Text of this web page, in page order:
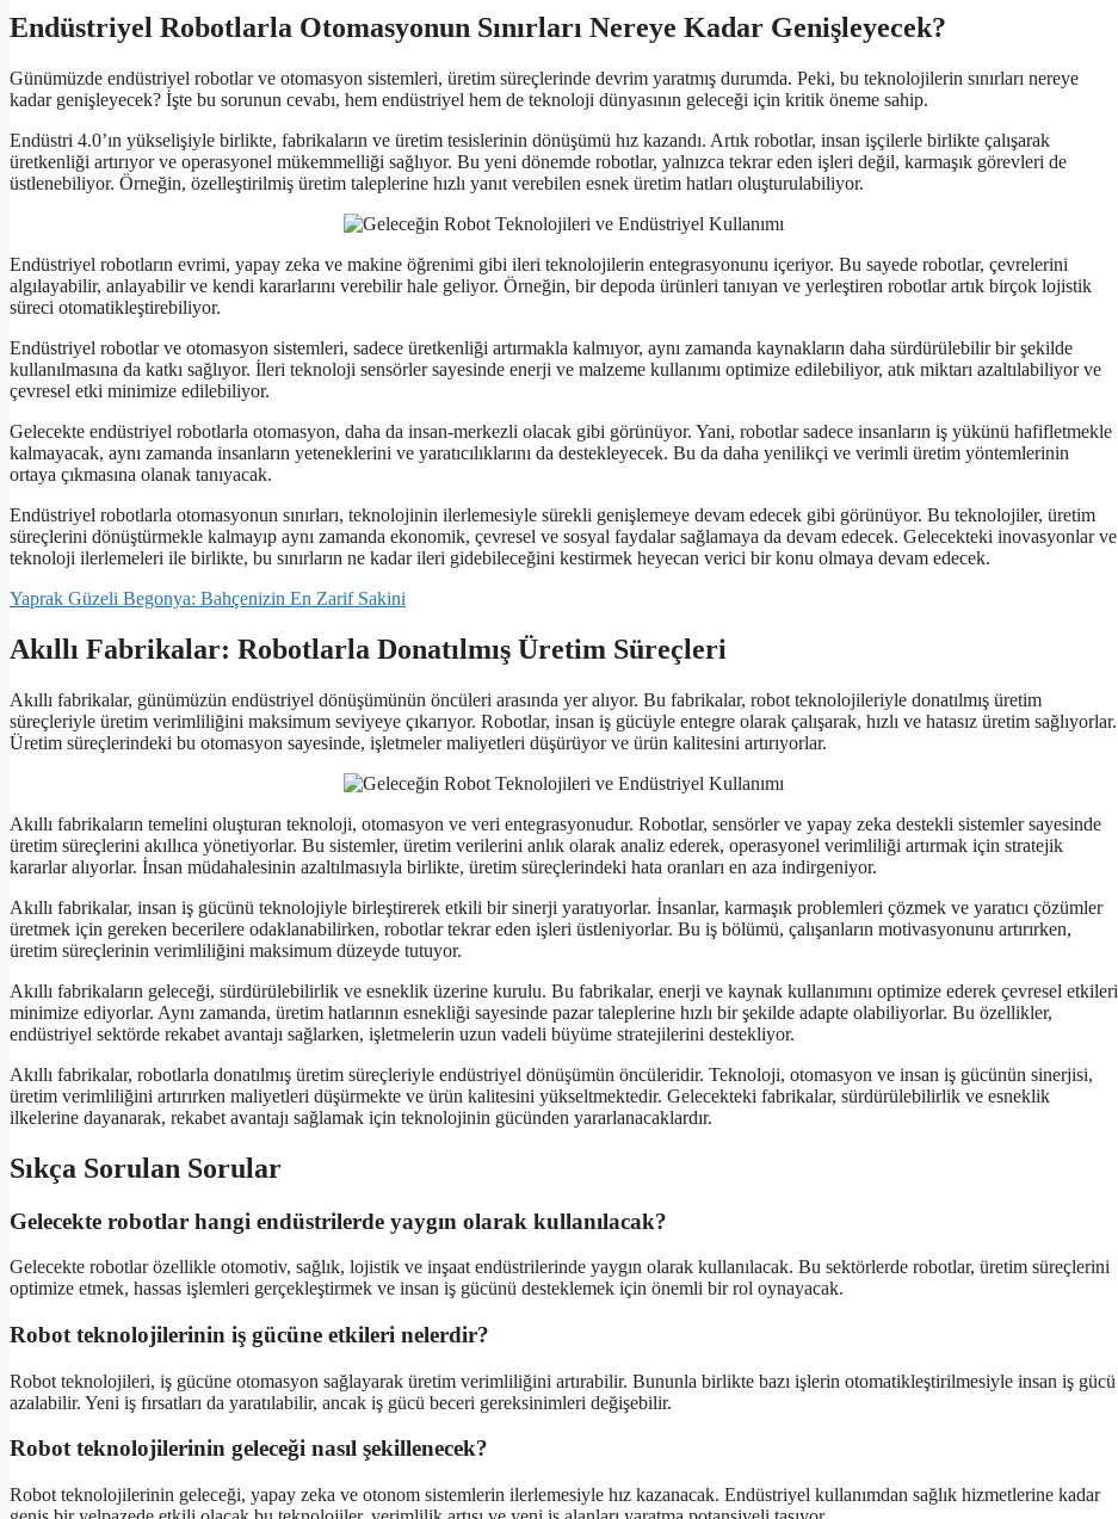
Endüstriyel Robotlarla Otomasyonun Sınırları Nereye Kadar Genişleyecek?
Günümüzde endüstriyel robotlar ve otomasyon sistemleri, üretim süreçlerinde devrim yaratmış durumda. Peki, bu teknolojilerin sınırları nereye
kadar genişleyecek? İşte bu sorunun cevabı, hem endüstriyel hem de teknoloji dünyasının geleceği için kritik öneme sahip.
Endüstri 4.0’ın yükselişiyle birlikte, fabrikaların ve üretim tesislerinin dönüşümü hız kazandı. Artık robotlar, insan işçilerle birlikte çalışarak
üretkenliği artırıyor ve operasyonel mükemmelliği sağlıyor. Bu yeni dönemde robotlar, yalnızca tekrar eden işleri değil, karmaşık görevleri de
üstlenebiliyor. Örneğin, özelleştirilmiş üretim taleplerine hızlı yanıt verebilen esnek üretim hatları oluşturulabiliyor.
Endüstriyel robotların evrimi, yapay zeka ve makine öğrenimi gibi ileri teknolojilerin entegrasyonunu içeriyor. Bu sayede robotlar, çevrelerini
algılayabilir, anlayabilir ve kendi kararlarını verebilir hale geliyor. Örneğin, bir depoda ürünleri tanıyan ve yerleştiren robotlar artık birçok lojistik
süreci otomatikleştirebiliyor.
Endüstriyel robotlar ve otomasyon sistemleri, sadece üretkenliği artırmakla kalmıyor, aynı zamanda kaynakların daha sürdürülebilir bir şekilde
kullanılmasına da katkı sağlıyor. İleri teknoloji sensörler sayesinde enerji ve malzeme kullanımı optimize edilebiliyor, atık miktarı azaltılabiliyor ve
çevresel etki minimize edilebiliyor.
Gelecekte endüstriyel robotlarla otomasyon, daha da insan-merkezli olacak gibi görünüyor. Yani, robotlar sadece insanların iş yükünü hafifletmekle
kalmayacak, aynı zamanda insanların yeteneklerini ve yaratıcılıklarını da destekleyecek. Bu da daha yenilikçi ve verimli üretim yöntemlerinin
ortaya çıkmasına olanak tanıyacak.
Endüstriyel robotlarla otomasyonun sınırları, teknolojinin ilerlemesiyle sürekli genişlemeye devam edecek gibi görünüyor. Bu teknolojiler, üretim
süreçlerini dönüştürmekle kalmayıp aynı zamanda ekonomik, çevresel ve sosyal faydalar sağlamaya da devam edecek. Gelecekteki inovasyonlar ve
teknoloji ilerlemeleri ile birlikte, bu sınırların ne kadar ileri gidebileceğini kestirmek heyecan verici bir konu olmaya devam edecek.
Yaprak Güzeli Begonya: Bahçenizin En Zarif Sakini
Akıllı Fabrikalar: Robotlarla Donatılmış Üretim Süreçleri
Akıllı fabrikalar, günümüzün endüstriyel dönüşümünün öncüleri arasında yer alıyor. Bu fabrikalar, robot teknolojileriyle donatılmış üretim
süreçleriyle üretim verimliliğini maksimum seviyeye çıkarıyor. Robotlar, insan iş gücüyle entegre olarak çalışarak, hızlı ve hatasız üretim sağlıyorlar.
Üretim süreçlerindeki bu otomasyon sayesinde, işletmeler maliyetleri düşürüyor ve ürün kalitesini artırıyorlar.
Akıllı fabrikaların temelini oluşturan teknoloji, otomasyon ve veri entegrasyonudur. Robotlar, sensörler ve yapay zeka destekli sistemler sayesinde
üretim süreçlerini akıllıca yönetiyorlar. Bu sistemler, üretim verilerini anlık olarak analiz ederek, operasyonel verimliliği artırmak için stratejik
kararlar alıyorlar. İnsan müdahalesinin azaltılmasıyla birlikte, üretim süreçlerindeki hata oranları en aza indirgeniyor.
Akıllı fabrikalar, insan iş gücünü teknolojiyle birleştirerek etkili bir sinerji yaratıyorlar. İnsanlar, karmaşık problemleri çözmek ve yaratıcı çözümler
üretmek için gereken becerilere odaklanabilirken, robotlar tekrar eden işleri üstleniyorlar. Bu iş bölümü, çalışanların motivasyonunu artırırken,
üretim süreçlerinin verimliliğini maksimum düzeyde tutuyor.
Akıllı fabrikaların geleceği, sürdürülebilirlik ve esneklik üzerine kurulu. Bu fabrikalar, enerji ve kaynak kullanımını optimize ederek çevresel etkileri
minimize ediyorlar. Aynı zamanda, üretim hatlarının esnekliği sayesinde pazar taleplerine hızlı bir şekilde adapte olabiliyorlar. Bu özellikler,
endüstriyel sektörde rekabet avantajı sağlarken, işletmelerin uzun vadeli büyüme stratejilerini destekliyor.
Akıllı fabrikalar, robotlarla donatılmış üretim süreçleriyle endüstriyel dönüşümün öncüleridir. Teknoloji, otomasyon ve insan iş gücünün sinerjisi,
üretim verimliliğini artırırken maliyetleri düşürmekte ve ürün kalitesini yükseltmektedir. Gelecekteki fabrikalar, sürdürülebilirlik ve esneklik
ilkelerine dayanarak, rekabet avantajı sağlamak için teknolojinin gücünden yararlanacaklardır.
Sıkça Sorulan Sorular
Gelecekte robotlar hangi endüstrilerde yaygın olarak kullanılacak?
Gelecekte robotlar özellikle otomotiv, sağlık, lojistik ve inşaat endüstrilerinde yaygın olarak kullanılacak. Bu sektörlerde robotlar, üretim süreçlerini
optimize etmek, hassas işlemleri gerçekleştirmek ve insan iş gücünü desteklemek için önemli bir rol oynayacak.
Robot teknolojilerinin iş gücüne etkileri nelerdir?
Robot teknolojileri, iş gücüne otomasyon sağlayarak üretim verimliliğini artırabilir. Bununla birlikte bazı işlerin otomatikleştirilmesiyle insan iş gücü
azalabilir. Yeni iş fırsatları da yaratılabilir, ancak iş gücü beceri gereksinimleri değişebilir.
Robot teknolojilerinin geleceği nasıl şekillenecek?
Robot teknolojilerinin geleceği, yapay zeka ve otonom sistemlerin ilerlemesiyle hız kazanacak. Endüstriyel kullanımdan sağlık hizmetlerine kadar